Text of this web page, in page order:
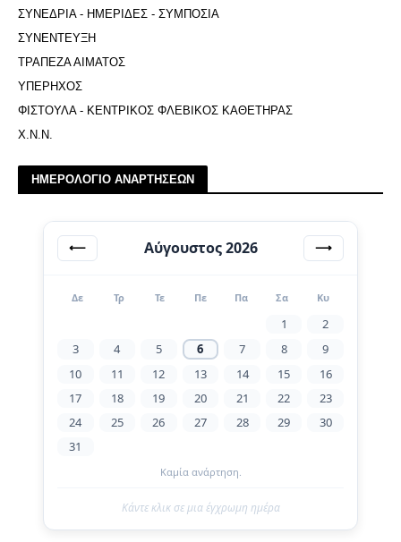
ΣΥΝΕΔΡΙΑ - ΗΜΕΡΙΔΕΣ - ΣΥΜΠΟΣΙΑ
ΣΥΝΕΝΤΕΥΞΗ
ΤΡΑΠΕΖΑ ΑΙΜΑΤΟΣ
ΥΠΕΡΗΧΟΣ
ΦΙΣΤΟΥΛΑ - ΚΕΝΤΡΙΚΟΣ ΦΛΕΒΙΚΟΣ ΚΑΘΕΤΗΡΑΣ
Χ.Ν.Ν.
ΗΜΕΡΟΛΟΓΙΟ ΑΝΑΡΤΗΣΕΩΝ
⟵ Αύγουστος 2026 ⟶
Δε Τρ Τε Πε Πα Σα Κυ
1
2
3
4 5 6 7 8
9
10
11 12 13 14 15
16
17
18 19 20 21 22
23
24
25 26 27 28 29
30
31
Καμία ανάρτηση.
Κάντε κλικ σε μια έγχρωμη ημέρα